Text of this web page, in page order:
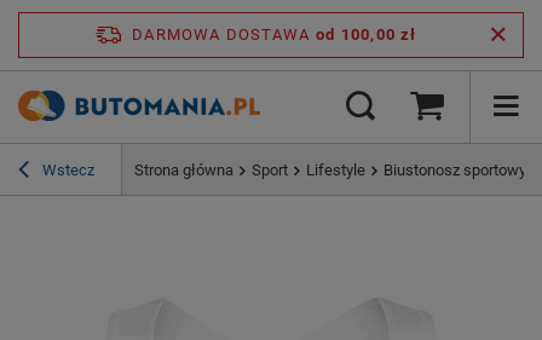
DARMOWA DOSTAWA od 100,00 zł
Wstecz Strona główna Sport Lifestyle Biustonosz sportowy